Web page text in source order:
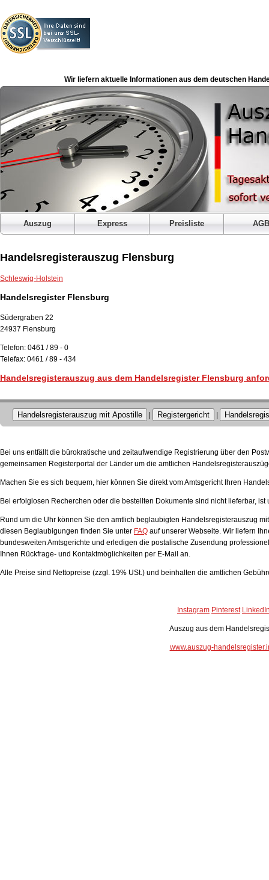
Wir liefern aktuelle Informationen aus dem deutschen
Auszug Express Preisliste AGB
Handelsregisterauszug Flensburg
Schleswig-Holstein
Handelsregister Flensburg
Südergraben 22
24937 Flensburg
Telefon: 0461 / 89 - 0
Telefax: 0461 / 89 - 434
Handelsregisterauszug aus dem Handelsregister Flensburg
Handelsregisterauszug mit Apostille Registergericht
Bei uns entfällt die bürokratische und zeitaufwendige Registrierung über den
gemeinsamen Registerportal der Länder um die amtlichen
Machen Sie es sich bequem, hier können Sie direkt vom Amtsgericht Ihren
Bei erfolglosen Recherchen oder die bestellten Dokumente sind nicht lieferbar, ist
Rund um die Uhr können Sie den amtlich beglaubigten Handelsregisterauszug
diesen Beglaubigungen finden Sie unter FAQ auf unserer Webseite. Wir liefern
bundesweiten Amtsgerichte und erledigen die postalische Zusendung
Ihnen Rückfrage- und Kontaktmöglichkeiten per E-Mail an.
Alle Preise sind Nettopreise (zzgl. 19% USt.) und beinhalten die amtlichen
Instagram Pinterest
Auszug aus dem
www.auszug-